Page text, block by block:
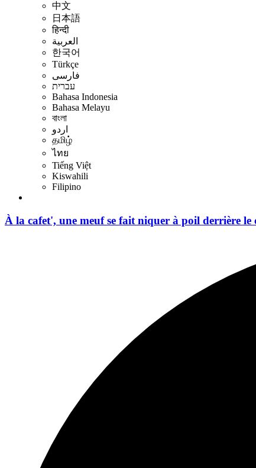
中文
日本語
हिन्दी
العربية
한국어
Türkçe
فارسی
עברית
Bahasa Indonesia
Bahasa Melayu
বাংলা
اردو
தமிழ்
ไทย
Tiếng Việt
Kiswahili
Filipino
À la cafet', une meuf se fait niquer à poil derrière le